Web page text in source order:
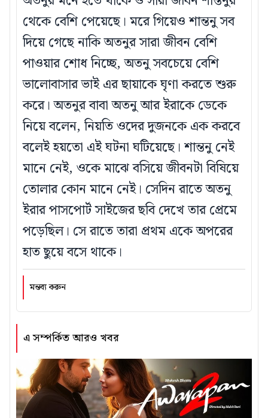
এ সম্পর্কিত আরও খবর
থেকে বেশি পেয়েছে। মরে গিয়েও শান্তনু সব
দিয়ে গেছে নাকি অতনুর সারা জীবন বেশি
পাওয়ার শোধ নিচ্ছে, অতনু সবচেয়ে বেশি
ভালোবাসার ভাই এর ছায়াকে ঘৃণা করতে শুরু
করে। অতনুর বাবা অতনু আর ইরাকে ডেকে
নিয়ে বলেন, নিয়তি ওদের দুজনকে এক করবে
বলেই হয়তো এই ঘটনা ঘটিয়েছে। শান্তনু নেই
মানে নেই, ওকে মাঝে বসিয়ে জীবনটা বিষিয়ে
তোলার কোন মানে নেই। সেদিন রাতে অতনু
ইরার পাসপোর্ট সাইজের ছবি দেখে তার প্রেমে
পড়েছিল। সে রাতে তারা প্রথম একে অপরের
হাত ছুয়ে বসে থাকে।
মন্তব্য করুন